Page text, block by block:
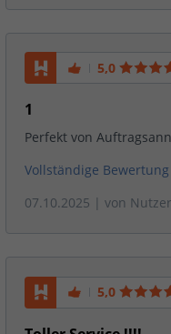
5,0
1
Perfekt von
Vollständige
07.10.2025 | von
5,0